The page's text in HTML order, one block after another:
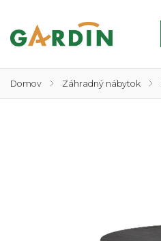
Domov / Záhradný nábytok /